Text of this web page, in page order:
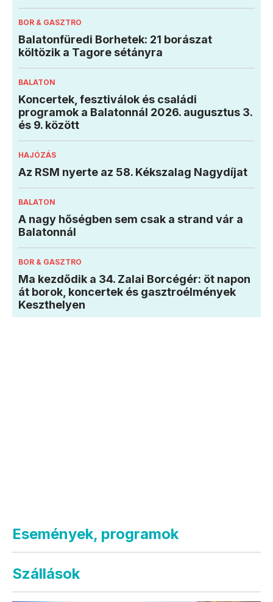
BOR & GASZTRO
Balatonfüredi Borhetek: 21 borászat
költözik a Tagore sétányra
BALATON
Koncertek, fesztiválok és családi
programok a Balatonnál 2026. augusztus 3.
és 9. között
HAJÓZÁS
Az RSM nyerte az 58. Kékszalag Nagydíjat
BALATON
A nagy hőségben sem csak a strand vár a
Balatonnál
BOR & GASZTRO
Ma kezdődik a 34. Zalai Borcégér: öt napon
át borok, koncertek és gasztroélmények
Keszthelyen
Események, programok
Szállások